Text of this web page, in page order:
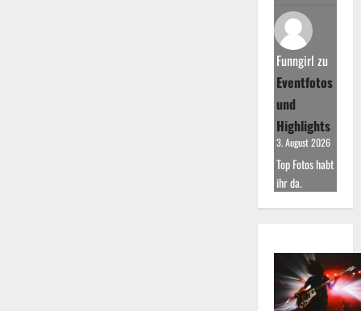
Funngirl zu
Eventfotos
und
Highlights
3. August 2026
Top Fotos habt
ihr da.